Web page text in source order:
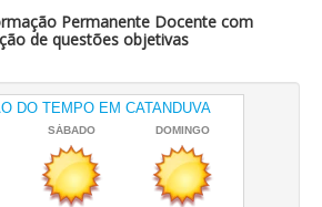
Permanente Docente com
de questões objetivas